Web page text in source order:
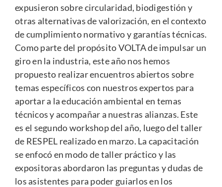
expusieron sobre circularidad, biodigestión y
otras alternativas de valorización, en el contexto
de cumplimiento normativo y garantías técnicas.
Como parte del propósito VOLTA de impulsar un
giro en la industria, este año nos hemos
propuesto realizar encuentros abiertos sobre
temas específicos con nuestros expertos para
aportar a la educación ambiental en temas
técnicos y acompañar a nuestras alianzas. Este
es el segundo workshop del año, luego del taller
de RESPEL realizado en marzo. La capacitación
se enfocó en modo de taller práctico y las
expositoras abordaron las preguntas y dudas de
los asistentes para poder guiarlos en los